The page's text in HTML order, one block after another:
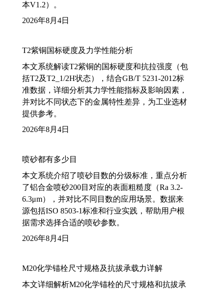
本V1.2）。
2026年8月4日
T2紫铜国标硬度及力学性能分析
本文系统解读T2紫铜的国标硬度和抗拉强度（包
括T2及T2_1/2H状态），结合GB/T 5231-2012标
准数据，详细分析其力学性能指标及影响因素，
并对比不同状态下的金属特性差异，为工业选材
提供参考。
2026年8月4日
喷砂都有多少目
本文系统介绍了喷砂目数的分级标准，重点分析
了铝合金喷砂200目对应的表面粗糙度（Ra 3.2-
6.3μm），并对比不同目数的应用场景。数据来
源包括ISO 8503-1标准和行业实践，帮助用户根
据需求选择合适的喷砂参数。
2026年8月4日
M20化学锚栓尺寸规格及抗拔承载力详解
本文详细解析M20化学锚栓的尺寸规格和抗拔承